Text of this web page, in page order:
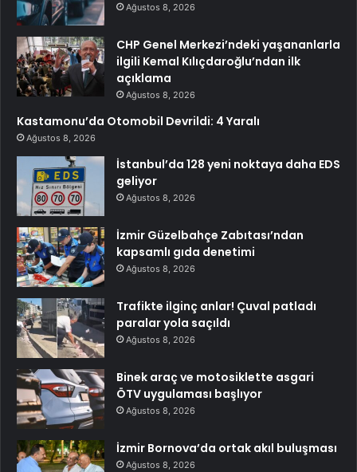
Ağustos 8, 2026
CHP Genel Merkezi’ndeki yaşananlarla
ilgili Kemal Kılıçdaroğlu’ndan ilk
açıklama
Ağustos 8, 2026
Kastamonu’da Otomobil Devrildi: 4 Yaralı
Ağustos 8, 2026
İstanbul’da 128 yeni noktaya daha EDS
geliyor
Ağustos 8, 2026
İzmir Güzelbahçe Zabıtası’ndan
kapsamlı gıda denetimi
Ağustos 8, 2026
Trafikte ilginç anlar! Çuval patladı
paralar yola saçıldı
Ağustos 8, 2026
Binek araç ve motosiklette asgari
ÖTV uygulaması başlıyor
Ağustos 8, 2026
İzmir Bornova’da ortak akıl buluşması
Ağustos 8, 2026